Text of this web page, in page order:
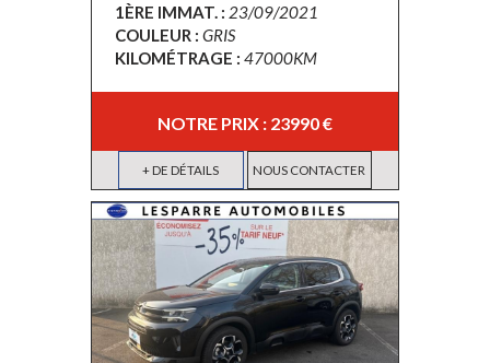
1ÈRE IMMAT. : 23/09/2021
COULEUR : GRIS
KILOMÉTRAGE : 47000KM
NOTRE PRIX : 23990 €
+ DE DÉTAILS NOUS CONTACTER